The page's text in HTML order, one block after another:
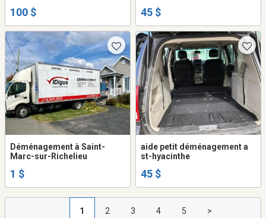
L’ASSOMPTION
100 $
549-2895
45 $
Déménagement à Saint-
Marc-sur-Richelieu
1 $
aide petit déménagement a
st-hyacinthe
45 $
1 2 3 4 5 >